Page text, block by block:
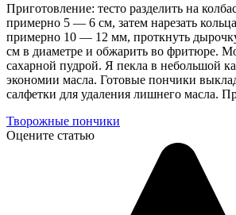
Приготовление: тесто разделить на
примерно 5 — 6 см, затем нарезать
примерно 10 — 12 мм, проткнуть
см в диаметре и обжарить во фритюре.
сахарной пудрой. Я пекла в небольшой
экономии масла. Готовые пончики
салфетки для удаления лишнего масла.
Творожные пончики
Оцените статью